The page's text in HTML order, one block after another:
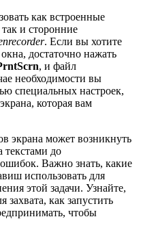
как встроенные
и сторонние
. Если вы хотите
достаточно нажать
, и файл
необходимости вы
специальных настроек,
которая вам
экрана может возникнуть
текстами до
Важно знать, какие
использовать для
этой задачи. Узнайте,
захвата, как запустить
чтобы